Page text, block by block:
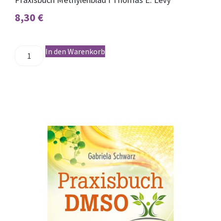
8,30 €
In den Warenkorb